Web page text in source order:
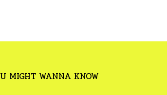
U MIGHT WANNA KNOW